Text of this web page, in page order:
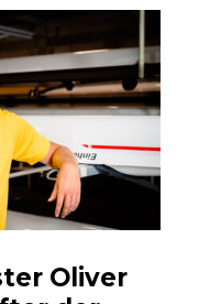
Oliver